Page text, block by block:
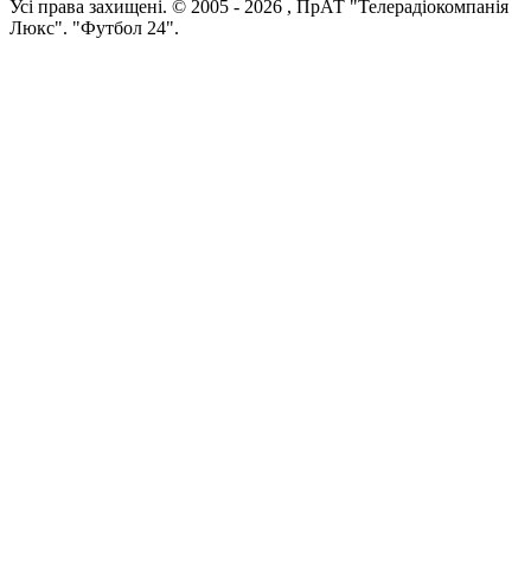
Усi права захищенi. © 2005 - 2026 , ПрАТ "Телерадіокомпанія
Люкс". "Футбол 24".